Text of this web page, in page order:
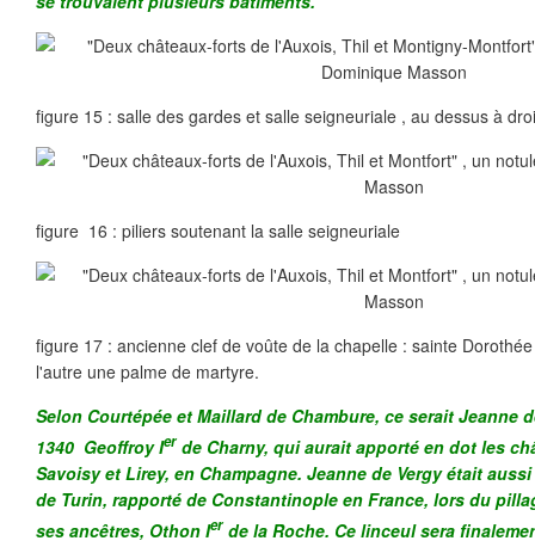
figure 15 : salle des gardes et salle seigneuriale , au dessus à
figure 16 : piliers soutenant la salle seigneuriale
figure 17 : ancienne clef de voûte de la chapelle : sainte
l'autre une palme de martyre.
Selon Courtépée et Maillard de Chambure, ce serait Jeanne
1340 Geoffroy Ierde Charny, qui aurait apporté en dot les
Savoisy et Lirey, en Champagne. Jeanne de Vergy était
de Turin, rapporté de Constantinople en France, lors du
ses ancêtres, Othon Ierde la Roche. Ce linceul sera